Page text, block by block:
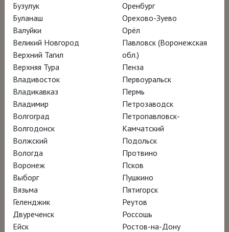
Режиссёр Гленн Холстен
Имя Уайетов широко известно в мире
искусства. Сын знаменитого американского
художника XX века, автора картины «Мир
Кристины»
Эндрю Уайетаи внук
иллюстратора Ньюэлла Конверса Уайета,
Джейми Уайет продолжает традицию
живописи-рассказа. Он вырос в среде,
наполненной творчеством и природой, –
на скалистом побережье Мэйна и холмах
Пенсильвании. После первой
персональной выставки в Нью-Йорке в
1966 году молодой живописец оказался в
эпицентре художественной жизни, был
Бузулук
Буланаш
Валуйки
Великий Новгород
Верхний Тагил
Верхняя Тура
Владивосток
Владикавказ
Владимир
Волгоград
Волгодонск
Волжский
Вологда
Воронеж
Выборг
Вязьма
Геленджик
Двуреченск
Ейск
Оренбург
Орехово-Зуево
Орёл
Павловск (Воронежская
обл.)
Пенза
Первоуральск
Пермь
Петрозаводск
Петропавловск-
Камчатский
Подольск
Протвино
Псков
Пушкино
Пятигорск
Реутов
Россошь
Ростов-на-Дону